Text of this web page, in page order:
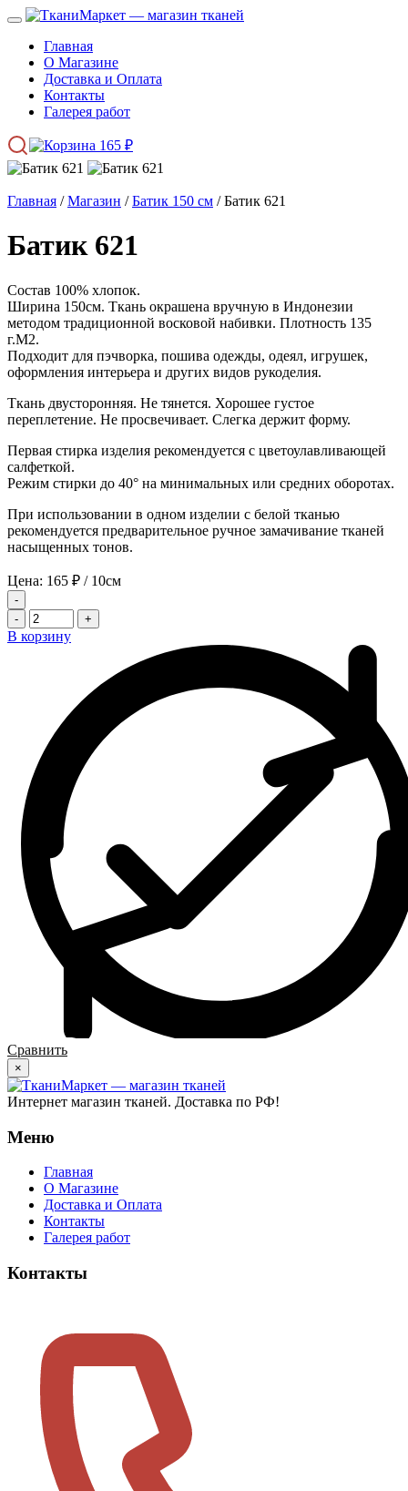
Главная
О Магазине
Доставка и Оплата
Контакты
Галерея работ
165 ₽
Главная /Магазин /Батик 150 см / Батик 621
Батик 621
Состав 100% хлопок.
Ширина 150см. Ткань окрашена вручную в Индонезии
методом традиционной восковой набивки. Плотность 135
г.М2.
Подходит для пэчворка, пошива одежды, одеял, игрушек,
оформления интерьера и других видов рукоделия.
Ткань двусторонняя. Не тянется. Хорошее густое
переплетение. Не просвечивает. Слегка держит форму.
Первая стирка изделия рекомендуется с цветоулавливающей
салфеткой.
Режим стирки до 40° на минимальных или средних оборотах.
При использовании в одном изделии с белой тканью
рекомендуется предварительное ручное замачивание тканей
насыщенных тонов.
Цена: 165 ₽ / 10см
-
-
+
В корзину
Сравнить
×
Интернет магазин тканей. Доставка по РФ!
Меню
Главная
О Магазине
Доставка и Оплата
Контакты
Галерея работ
Контакты